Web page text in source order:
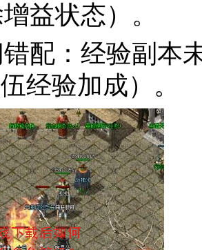
益状态）。
配：经验副本
经验加成）。